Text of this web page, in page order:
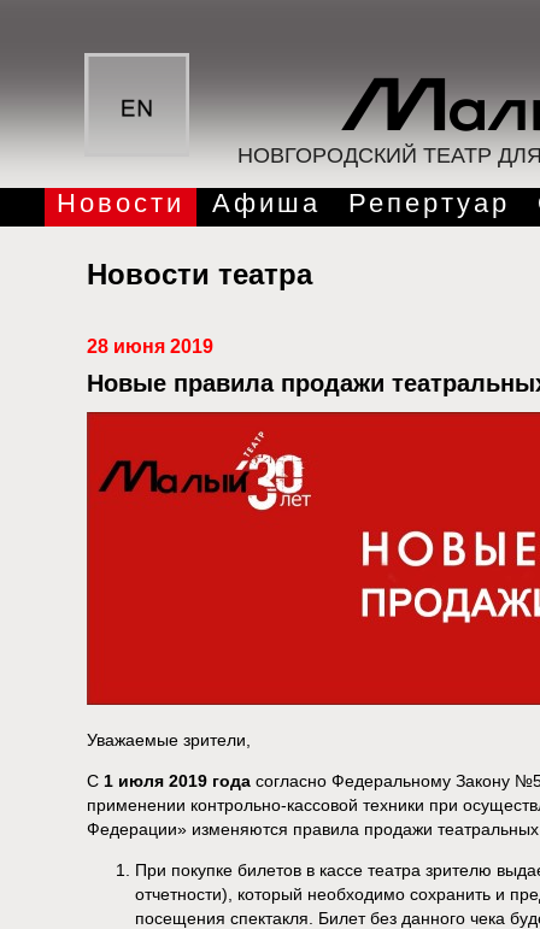
НОВГОРОДСКИЙ ТЕАТР
Новости Афиша Репертуар
Новости театра
28 июня 2019
Новые правила продажи
Уважаемые зрители,
С 1 июля 2019 года согласно Федеральному Закону
применении контрольно-кассовой техники при
Федерации» изменяются правила продажи
При покупке билетов в кассе театра зрителю
отчетности), который необходимо сохранить и
посещения спектакля. Билет без данного чека